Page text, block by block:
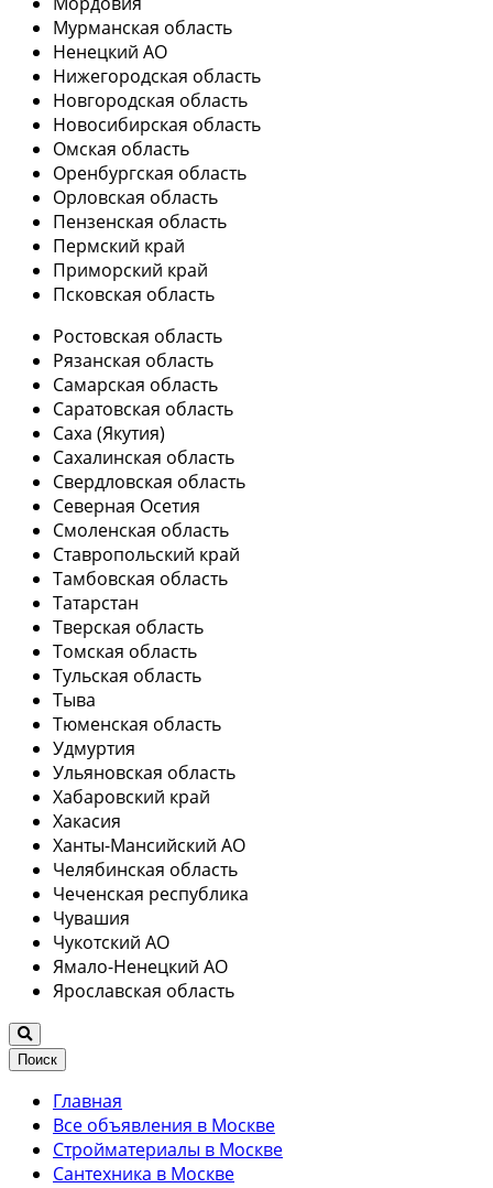
Мурманская область
Ненецкий АО
Нижегородская область
Новгородская область
Новосибирская область
Омская область
Оренбургская область
Орловская область
Пензенская область
Пермский край
Приморский край
Псковская область
Ростовская область
Рязанская область
Самарская область
Саратовская область
Саха (Якутия)
Сахалинская область
Свердловская область
Северная Осетия
Смоленская область
Ставропольский край
Тамбовская область
Татарстан
Тверская область
Томская область
Тульская область
Тыва
Тюменская область
Удмуртия
Ульяновская область
Хабаровский край
Хакасия
Ханты-Мансийский АО
Челябинская область
Чеченская республика
Чувашия
Чукотский АО
Ямало-Ненецкий АО
Ярославская область
Поиск
Главная
Все объявления в Москве
Стройматериалы в Москве
Сантехника в Москве